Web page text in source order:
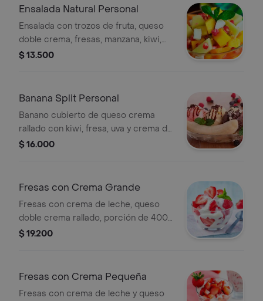
Ensalada Natural Personal
Ensalada con trozos de fruta, queso
doble crema, fresas, manzana, kiwi,
durazno, cereza, uva y galleta.
$ 13.500
Banana Split Personal
Banano cubierto de queso crema
rallado con kiwi, fresa, uva y crema de
leche.
$ 16.000
Fresas con Crema Grande
Fresas con crema de leche, queso
doble crema rallado, porción de 400
gr.
$ 19.200
Fresas con Crema Pequeña
Fresas con crema de leche y queso